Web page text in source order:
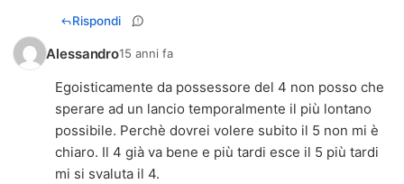
Rispondi
Alessandro15 anni fa
Egoisticamente da possessore del 4 non posso che
sperare ad un lancio temporalmente il più lontano
possibile. Perchè dovrei volere subito il 5 non mi è
chiaro. Il 4 già va bene e più tardi esce il 5 più tardi
mi si svaluta il 4.